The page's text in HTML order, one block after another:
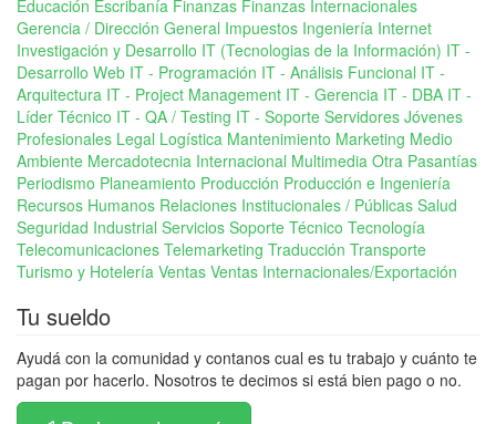
Educación Escribanía Finanzas Finanzas Internacionales
Gerencia / Dirección General Impuestos Ingeniería Internet
Investigación y Desarrollo IT (Tecnologias de la Información) IT -
Desarrollo Web IT - Programación IT - Análisis Funcional IT -
Arquitectura IT - Project Management IT - Gerencia IT - DBA IT -
Líder Técnico IT - QA / Testing IT - Soporte Servidores Jóvenes
Profesionales Legal Logística Mantenimiento Marketing Medio
Ambiente Mercadotecnia Internacional Multimedia Otra Pasantías
Periodismo Planeamiento Producción Producción e Ingeniería
Recursos Humanos Relaciones Institucionales / Públicas Salud
Seguridad Industrial Servicios Soporte Técnico Tecnología
Telecomunicaciones Telemarketing Traducción Transporte
Turismo y Hotelería Ventas Ventas Internacionales/Exportación
Tu sueldo
Ayudá con la comunidad y contanos cual es tu trabajo y cuánto te
pagan por hacerlo. Nosotros te decimos si está bien pago o no.